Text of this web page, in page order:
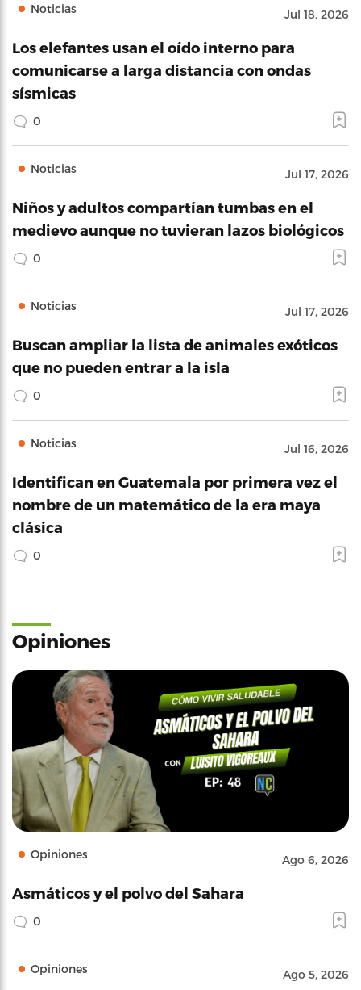
Noticias Jul 18, 2026
Los elefantes usan el oído interno para
comunicarse a larga distancia con ondas
sísmicas
0
Noticias Jul 17, 2026
Niños y adultos compartían tumbas en el
medievo aunque no tuvieran lazos biológicos
0
Noticias Jul 17, 2026
Buscan ampliar la lista de animales exóticos
que no pueden entrar a la isla
0
Noticias Jul 16, 2026
Identifican en Guatemala por primera vez el
nombre de un matemático de la era maya
clásica
0
Opiniones
Opiniones Ago 6, 2026
Asmáticos y el polvo del Sahara
0
Opiniones Ago 5, 2026